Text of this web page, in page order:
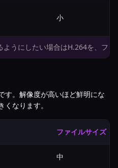
小
ようにしたい場合はH.264を、フ
す。解像度が高いほど鮮明にな
なります。
ファイルサイズ
中